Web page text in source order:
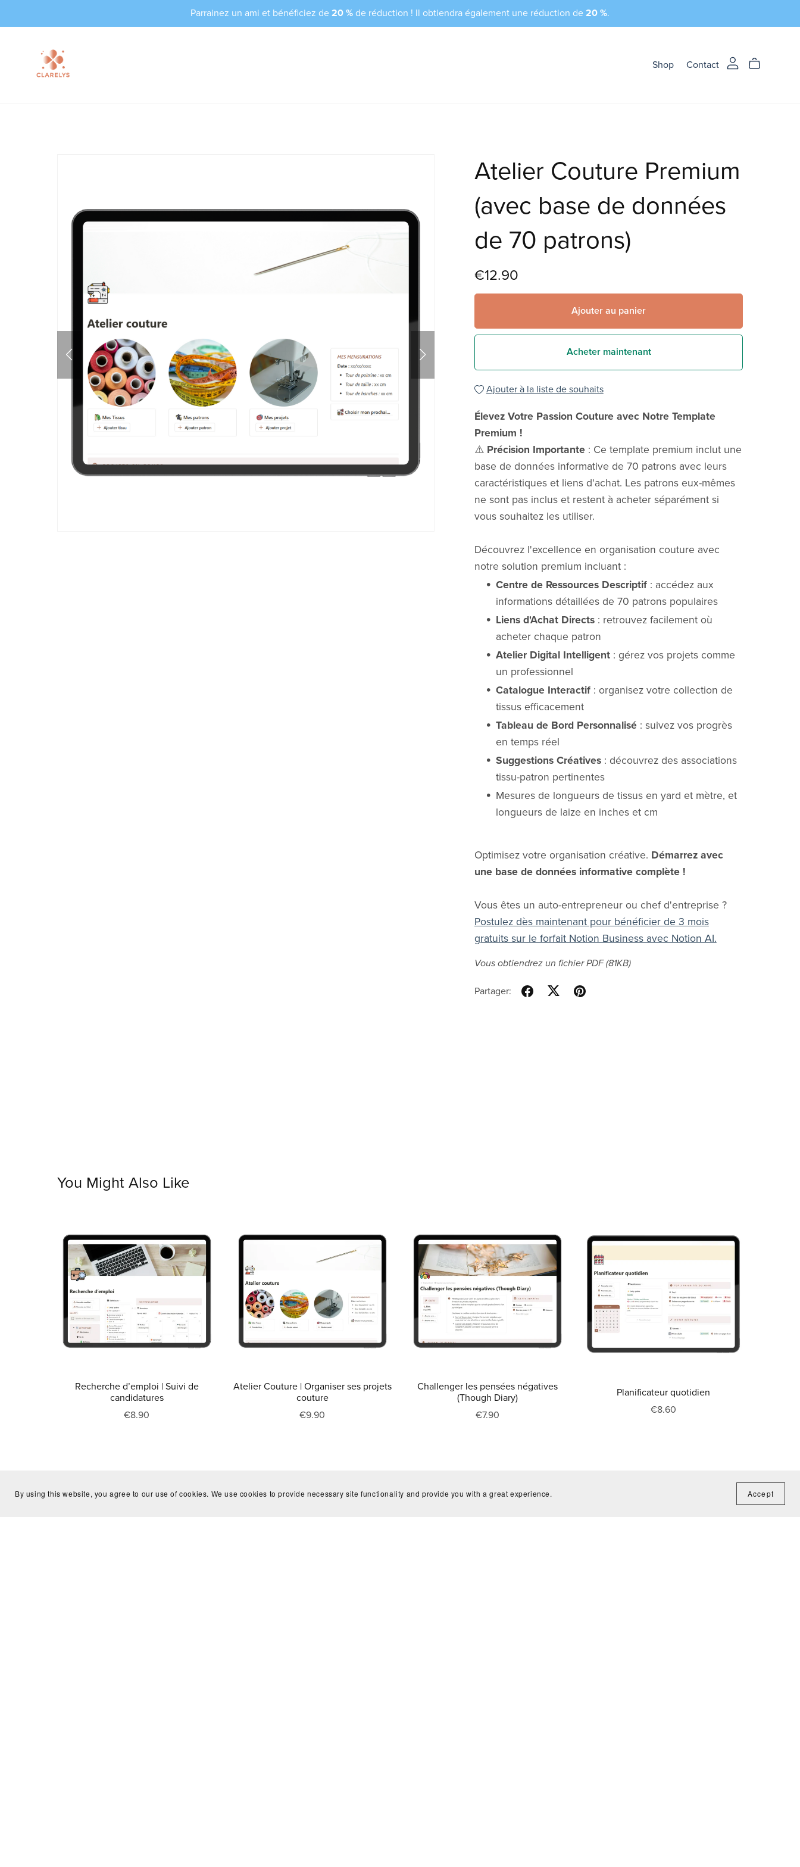
Parrainez un ami et bénéficiez de 20 % de réduction ! Il obtiendra également une réduction de 20 %.
Shop Contact
Atelier Couture Premium
(avec base de données
de 70 patrons)
€12.90
Ajouter au panier
Acheter maintenant
Ajouter à la liste de souhaits
Élevez Votre Passion Couture avec Notre Template
Premium !
⚠️ Précision Importante: Ce template premium inclut une
base de données informative de 70 patrons avec leurs
caractéristiques et liens d'achat. Les patrons eux-mêmes
ne sont pas inclus et restent à acheter séparément si
vous souhaitez les utiliser.
Découvrez l'excellence en organisation couture avec
notre solution premium incluant :
Centre de Ressources Descriptif : accédez aux
informations détaillées de 70 patrons populaires
Liens d'Achat Directs : retrouvez facilement où
acheter chaque patron
Atelier Digital Intelligent : gérez vos projets comme
un professionnel
Catalogue Interactif : organisez votre collection de
tissus efficacement
Tableau de Bord Personnalisé : suivez vos progrès
en temps réel
Suggestions Créatives : découvrez des associations
tissu-patron pertinentes
Mesures de longueurs de tissus en yard et mètre, et
longueurs de laize en inches et cm
Optimisez votre organisation créative. Démarrez avec
une base de données informative complète !
Vous êtes un auto-entrepreneur ou chef d'entreprise ?
Postulez dès maintenant pour bénéficier de 3 mois
gratuits sur le forfait Notion Business avec Notion AI.
Vous obtiendrez un fichier PDF(81KB)
Partager:
You Might Also Like
Recherche d’emploi | Suivi de
candidatures
€8.90
Atelier Couture | Organiser ses projets
couture
€9.90
Challenger les pensées négatives
(Though Diary)
€7.90
Planificateur quotidien
€8.60
By using this website, you agree to our use of cookies. We use cookies to provide necessary site functionality and provide you with a great experience. Accept